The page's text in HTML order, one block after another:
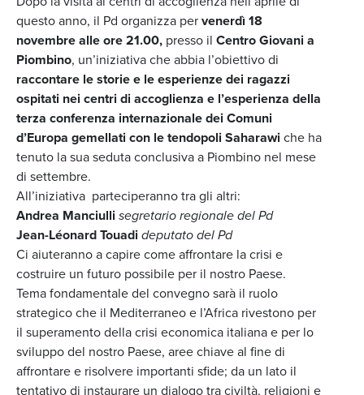
questo anno, il Pd organizza pervenerdì 18
novembre alle ore 21.00, presso il Centro Giovani a
Piombino, un’iniziativa che abbia l’obiettivo di
raccontare le storie e le esperienze dei ragazzi
ospitati nei centri di accoglienza e l’esperienza della
terza conferenza internazionale dei Comuni
d’Europa gemellati con le tendopoli Saharawi che ha
tenuto la sua seduta conclusiva a Piombino nel mese
di settembre.
All’iniziativa parteciperanno tra gli altri:
Andrea Manciulli segretario regionale del Pd
Jean-Léonard Touadi deputato del Pd
Ci aiuteranno a capire come affrontare la crisi e
costruire un futuro possibile per il nostro Paese.
Tema fondamentale del convegno sarà il ruolo
strategico che il Mediterraneo e l’Africa rivestono per
il superamento della crisi economica italiana e per lo
sviluppo del nostro Paese, aree chiave al fine di
affrontare e risolvere importanti sfide; da un lato il
tentativo di instaurare un dialogo tra civiltà, religioni e